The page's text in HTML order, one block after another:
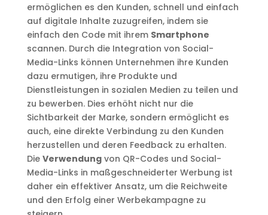
ermöglichen es den Kunden, schnell und einfach
auf digitale Inhalte zuzugreifen, indem sie
einfach den Code mit ihrem Smartphone
scannen. Durch die Integration von Social-
Media-Links können Unternehmen ihre Kunden
dazu ermutigen, ihre Produkte und
Dienstleistungen in sozialen Medien zu teilen und
zu bewerben. Dies erhöht nicht nur die
Sichtbarkeit der Marke, sondern ermöglicht es
auch, eine direkte Verbindung zu den Kunden
herzustellen und deren Feedback zu erhalten.
Die Verwendungvon QR-Codes und Social-
Media-Links in maßgeschneiderter Werbung ist
daher ein effektiver Ansatz, um die Reichweite
und den Erfolg einer Werbekampagne zu